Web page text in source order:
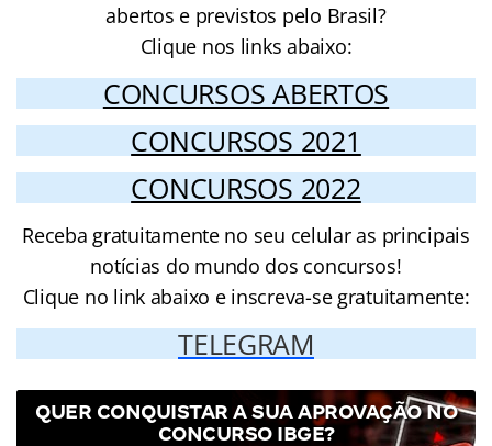
abertos e previstos pelo Brasil?
Clique nos links abaixo:
CONCURSOS ABERTOS
CONCURSOS 2021
CONCURSOS 2022
Receba gratuitamente no seu celular as principais
notícias do mundo dos concursos!
Clique no link abaixo e inscreva-se gratuitamente:
TELEGRAM
QUER CONQUISTAR A SUA APROVAÇÃO NO
CONCURSO IBGE?